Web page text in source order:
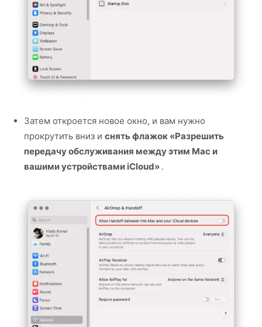
Затем откроется новое окно, и вам нужно
прокрутить вниз и снять флажок «Разрешить
передачу обслуживания между этим Mac и
вашими устройствами iCloud» .